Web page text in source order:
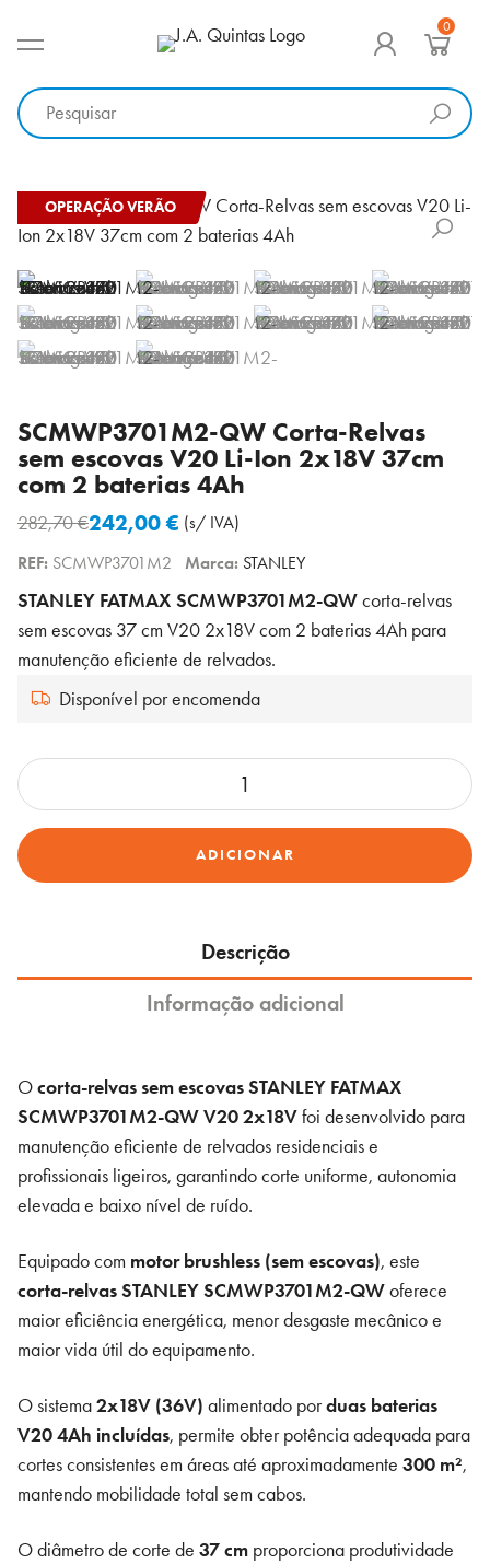
para
conteúdo
0
OPERAÇÃO VERÃO
SCMWP3701M2-QW Corta-Relvas
sem escovas V20 Li-Ion 2x18V 37cm
com 2 baterias 4Ah
282,70€
O
preço
original
era:
282,70 €.
242,00€
O
preço
atual
é:
242,00 €.
(s/ IVA)
REF: SCMWP3701M2 Marca: STANLEY
STANLEY FATMAX SCMWP3701M2-QWcorta-relvas
sem escovas 37 cm V20 2x18V com 2 baterias 4Ah para
manutenção eficiente de relvados.
Disponível por encomenda
Quantidade
de
SCMWP3701M2-
QW
Corta-
escovas
2x18V
37cm
com
2
baterias
ADICIONAR
Descrição
Informação adicional
Ocorta-relvas sem escovas STANLEY FATMAX
SCMWP3701M2-QW V20 2x18Vfoi desenvolvido para
manutenção eficiente de relvados residenciais e
profissionais ligeiros, garantindo corte uniforme, autonomia
elevada e baixo nível de ruído.
Equipado com motor brushless (sem escovas), este
corta-relvas STANLEY SCMWP3701M2-QWoferece
maior eficiência energética, menor desgaste mecânico e
maior vida útil do equipamento.
O sistema2x18V (36V) alimentado porduas baterias
V20 4Ah incluídas, permite obter potência adequada para
cortes consistentes em áreas até aproximadamente 300 m²,
mantendo mobilidade total sem cabos.
O diâmetro de corte de 37 cm proporciona produtividade